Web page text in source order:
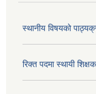
स्थानीय विषयको
रिक्त पदमा स्थायी